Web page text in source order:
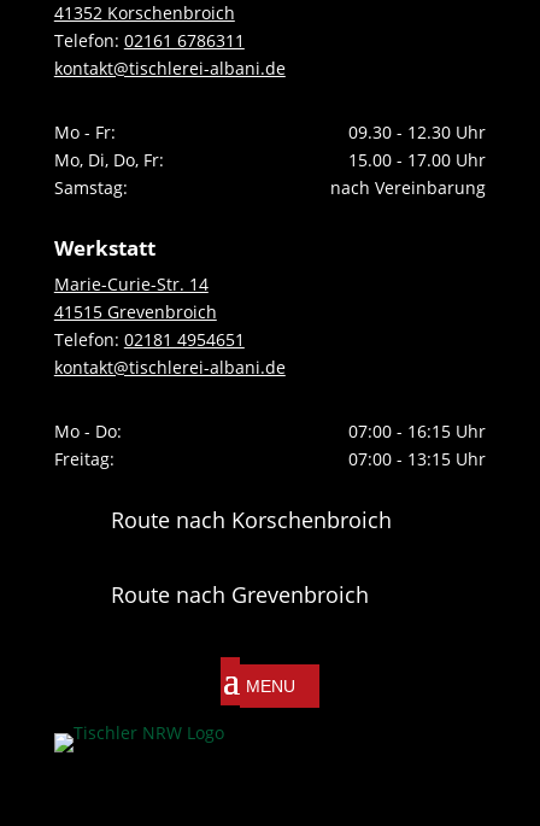
41352 Korschenbroich
Telefon: 02161 6786311
kontakt@tischlerei-albani.de
Mo - Fr:
09.30 - 12.30 Uhr
Mo, Di, Do, Fr:
15.00 - 17.00 Uhr
Samstag:
nach Vereinbarung
Werkstatt
Marie-Curie-Str. 14
41515 Grevenbroich
Telefon: 02181 4954651
kontakt@tischlerei-albani.de
Mo - Do:
07:00 - 16:15 Uhr
Freitag:
07:00 - 13:15 Uhr
Route nach Korschenbroich
Route nach Grevenbroich